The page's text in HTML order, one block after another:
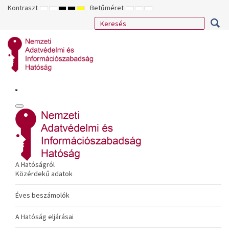
Kontraszt ALAPÉRTELMEZETT
ÉJSZAKAI
NAGY
KONTRASZTÚ
NAGY
KONTRASZTÚ
NAGY
KONTRASZTÚ
SÁRGA
FEKETE
Betűméret KISEBB
BETŰTÍPUS
ALAPÉRTELMEZETT
BETŰMÉRET
NAGYOBB
BETŰMÉRET
A Hatóságról
Közérdekű adatok
Éves beszámolók
A Hatóság eljárásai